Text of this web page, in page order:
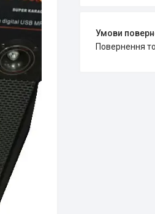
повернення